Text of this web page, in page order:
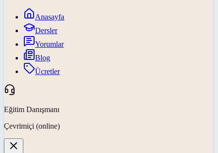
Anasayfa
Dersler
Yorumlar
Blog
Ücretler
Eğitim Danışmanı
Çevrimiçi (online)